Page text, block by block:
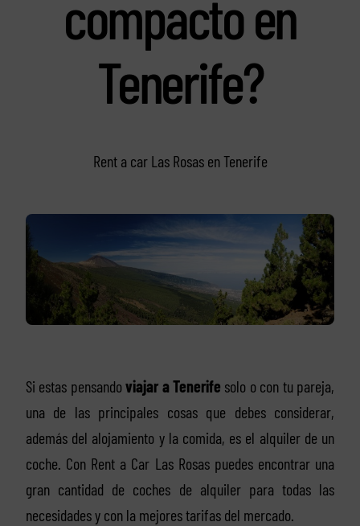
compacto en
Tenerife?
Rent a car Las Rosas en Tenerife
Si estas pensandoviajar a Tenerife solo o con tu pareja,
una de las principales cosas que debes considerar,
además del alojamiento y la comida, es el alquiler de un
coche. Con Rent a Car Las Rosas puedes encontrar una
gran cantidad de coches de alquiler para todas las
necesidades y con la mejores tarifas del mercado.